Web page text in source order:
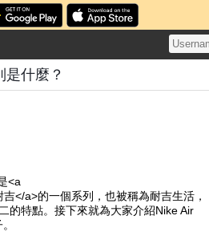
什麼？
<a
吉</a>的一個系列，也被稱為耐吉生活，
的特點。接下來就為大家介紹Nike Air